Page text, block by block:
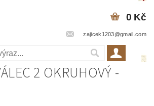
zajicek1203@gmail.com
0 Kč
2 OKRUHOVÝ -